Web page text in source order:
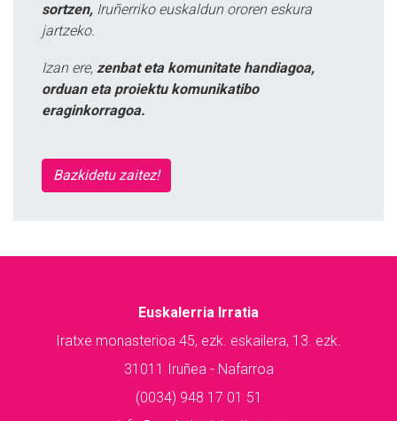
sortzen, Iruñerriko euskaldun ororen eskura
jartzeko.
Izan ere, zenbat eta komunitate handiagoa,
orduan eta proiektu komunikatibo
eraginkorragoa.
Bazkidetu zaitez!
Euskalerria Irratia
Iratxe monasterioa 45, ezk. eskailera, 13. ezk.
31011 Iruñea - Nafarroa
(0034) 948 17 01 51